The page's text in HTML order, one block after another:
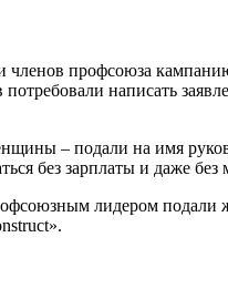
профсоюза
написать
– подали на имя
без зарплаты и даже
лидером